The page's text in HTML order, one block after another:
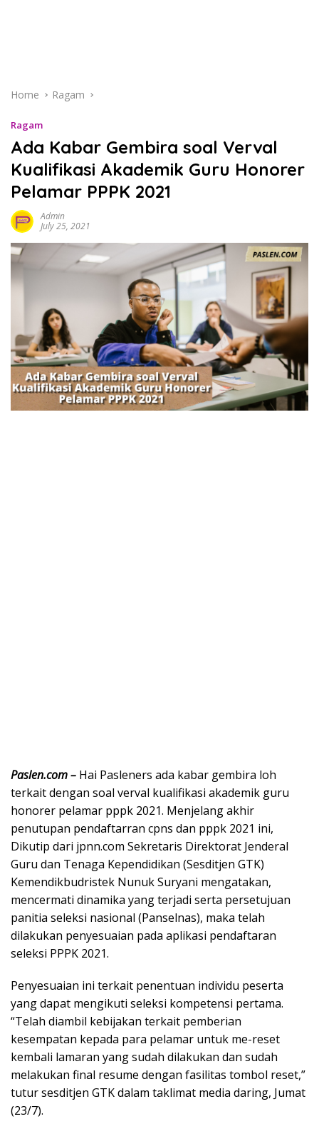
Home Ragam
Ragam
Ada Kabar Gembira soal Verval
Kualifikasi Akademik Guru Honorer
Pelamar PPPK 2021
Admin
July 25, 2021
Paslen.com – Hai Pasleners ada kabar gembira loh
terkait dengan soal verval kualifikasi akademik guru
honorer pelamar pppk 2021. Menjelang akhir
penutupan pendaftarran cpns dan pppk 2021 ini,
Dikutip dari jpnn.com Sekretaris Direktorat Jenderal
Guru dan Tenaga Kependidikan (Sesditjen GTK)
Kemendikbudristek Nunuk Suryani mengatakan,
mencermati dinamika yang terjadi serta persetujuan
panitia seleksi nasional (Panselnas), maka telah
dilakukan penyesuaian pada aplikasi pendaftaran
seleksi PPPK 2021.
Penyesuaian ini terkait penentuan individu peserta
yang dapat mengikuti seleksi kompetensi pertama.
“Telah diambil kebijakan terkait pemberian
kesempatan kepada para pelamar untuk me-reset
kembali lamaran yang sudah dilakukan dan sudah
melakukan final resume dengan fasilitas tombol reset,”
tutur sesditjen GTK dalam taklimat media daring, Jumat
(23/7).